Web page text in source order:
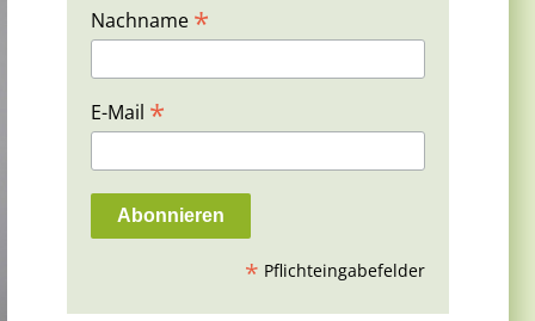
Nachname *
E-Mail *
* Pflichteingabefelder